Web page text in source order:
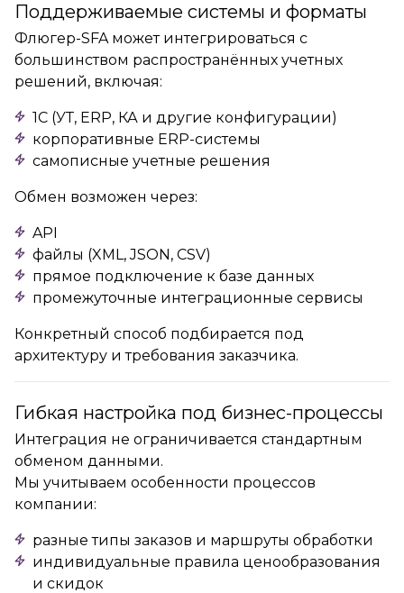
Поддерживаемые системы и форматы
Флюгер-SFA может интегрироваться с
большинством распространённых учетных
решений, включая:
1С (УТ, ERP, КА и другие конфигурации)
корпоративные ERP-системы
самописные учетные решения
Обмен возможен через:
API
файлы (XML, JSON, CSV)
прямое подключение к базе данных
промежуточные интеграционные сервисы
Конкретный способ подбирается под
архитектуру и требования заказчика.
Гибкая настройка под бизнес-процессы
Интеграция не ограничивается стандартным
обменом данными.
Мы учитываем особенности процессов
компании:
разные типы заказов и маршруты обработки
индивидуальные правила ценообразования
и скидок